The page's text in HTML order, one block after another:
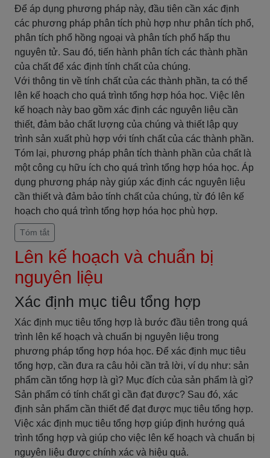
Để áp dụng phương pháp này, đầu tiên cần xác định
các phương pháp phân tích phù hợp như phân tích phổ,
phân tích phổ hồng ngoại và phân tích phổ hấp thu
nguyên tử. Sau đó, tiến hành phân tích các thành phần
của chất để xác định tính chất của chúng.
Với thông tin về tính chất của các thành phần, ta có thể
lên kế hoạch cho quá trình tổng hợp hóa học. Việc lên
kế hoạch này bao gồm xác định các nguyên liệu cần
thiết, đảm bảo chất lượng của chúng và thiết lập quy
trình sản xuất phù hợp với tính chất của các thành phần.
Tóm lại, phương pháp phân tích thành phần của chất là
một công cụ hữu ích cho quá trình tổng hợp hóa học. Áp
dụng phương pháp này giúp xác định các nguyên liệu
cần thiết và đảm bảo tính chất của chúng, từ đó lên kế
hoạch cho quá trình tổng hợp hóa học phù hợp.
Tóm tắt
Lên kế hoạch và chuẩn bị
nguyên liệu
Xác định mục tiêu tổng hợp
Xác định mục tiêu tổng hợp là bước đầu tiên trong quá
trình lên kế hoạch và chuẩn bị nguyên liệu trong
phương pháp tổng hợp hóa học. Để xác định mục tiêu
tổng hợp, cần đưa ra câu hỏi cần trả lời, ví dụ như: sản
phẩm cần tổng hợp là gì? Mục đích của sản phẩm là gì?
Sản phẩm có tính chất gì cần đạt được? Sau đó, xác
định sản phẩm cần thiết để đạt được mục tiêu tổng hợp.
Việc xác định mục tiêu tổng hợp giúp định hướng quá
trình tổng hợp và giúp cho việc lên kế hoạch và chuẩn bị
nguyên liệu được chính xác và hiệu quả.